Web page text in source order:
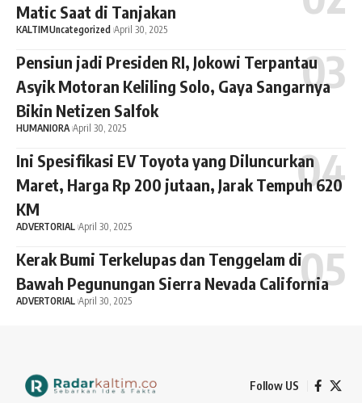
Matic Saat di Tanjakan
KALTIMUncategorized April 30, 2025
Pensiun jadi Presiden RI, Jokowi Terpantau
Asyik Motoran Keliling Solo, Gaya Sangarnya
Bikin Netizen Salfok
HUMANIORA April 30, 2025
Ini Spesifikasi EV Toyota yang Diluncurkan
Maret, Harga Rp 200 jutaan, Jarak Tempuh 620
KM
ADVERTORIAL April 30, 2025
Kerak Bumi Terkelupas dan Tenggelam di
Bawah Pegunungan Sierra Nevada California
ADVERTORIAL April 30, 2025
Follow US